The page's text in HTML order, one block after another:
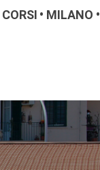
CORSI MILANO